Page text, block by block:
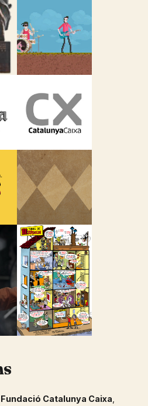
Fundació Catalunya Caixa